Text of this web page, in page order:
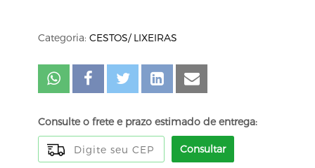
Categoria: CESTOS/ LIXEIRAS
Consulte o frete e prazo estimado de entrega:
Consultar